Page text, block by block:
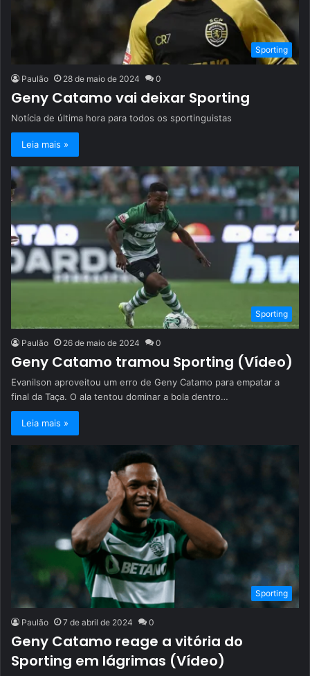
Sporting
Paulão 28 de maio de 2024 0
Geny Catamo vai deixar Sporting
Notícia de última hora para todos os sportinguistas
Leia mais »
Sporting
Paulão 26 de maio de 2024 0
Geny Catamo tramou Sporting (Vídeo)
Evanilson aproveitou um erro de Geny Catamo para empatar a
final da Taça. O ala tentou dominar a bola dentro…
Leia mais »
Sporting
Paulão 7 de abril de 2024 0
Geny Catamo reage a vitória do
Sporting em lágrimas (Vídeo)